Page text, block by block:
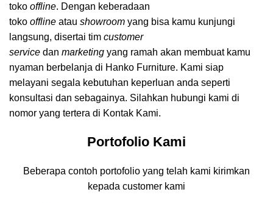
toko offline. Dengan keberadaan
toko offline atau showroom yang bisa kamu kunjungi
langsung, disertai tim customer
service dan marketing yang ramah akan membuat kamu
nyaman berbelanja di Hanko Furniture. Kami siap
melayani segala kebutuhan keperluan anda seperti
konsultasi dan sebagainya. Silahkan hubungi kami di
nomor yang tertera di Kontak Kami.
Portofolio Kami
Beberapa contoh portofolio yang telah kami kirimkan
kepada customer kami